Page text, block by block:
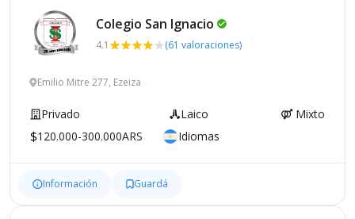
Colegio San Ignacio
4.1 (61 valoraciones)
Emilio Mitre 277, Ezeiza
Privado Laico
Mixto
120.000-300.000ARS
Idiomas
Información Guardá